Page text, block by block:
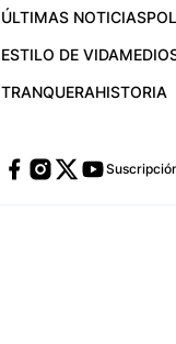
ÚLTIMAS NOTICIAS
ESTILO DE VIDA
TRANQUERAHISTORIA